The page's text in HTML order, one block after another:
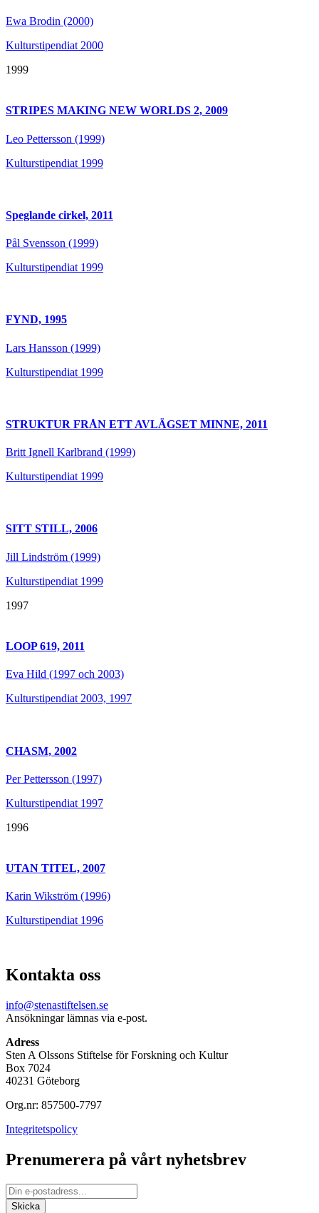
Ewa Brodin (2000)
Kulturstipendiat 2000
1999
STRIPES MAKING NEW WORLDS 2, 2009
Leo Pettersson (1999)
Kulturstipendiat 1999
Speglande cirkel, 2011
Pål Svensson (1999)
Kulturstipendiat 1999
FYND, 1995
Lars Hansson (1999)
Kulturstipendiat 1999
STRUKTUR FRÅN ETT AVLÄGSET MINNE, 2011
Britt Ignell Karlbrand (1999)
Kulturstipendiat 1999
SITT STILL, 2006
Jill Lindström (1999)
Kulturstipendiat 1999
1997
LOOP 619, 2011
Eva Hild (1997 och 2003)
Kulturstipendiat 2003, 1997
CHASM, 2002
Per Pettersson (1997)
Kulturstipendiat 1997
1996
UTAN TITEL, 2007
Karin Wikström (1996)
Kulturstipendiat 1996
Kontakta oss
info@stenastiftelsen.se
Ansökningar lämnas via e-post.
Adress
Sten A Olssons Stiftelse för Forskning och Kultur
Box 7024
40231 Göteborg
Org.nr: 857500-7797
Integritetspolicy
Prenumerera på vårt nyhetsbrev